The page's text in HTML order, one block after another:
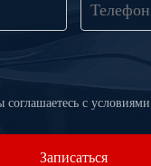
c условиями
Записаться